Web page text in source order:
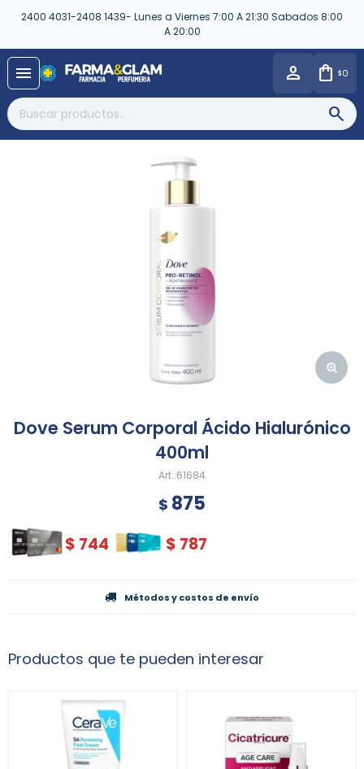
2400 4031-2408 1439- Lunes a Viernes 7:00 A 21:30 Sabados 8:00
A 20:00
menu $0
Dove Serum Corporal Ácido Hialurónico
400ml
61684
$ 875
$ 744 $ 787
Métodos y costos de envío
Productos que te pueden interesar